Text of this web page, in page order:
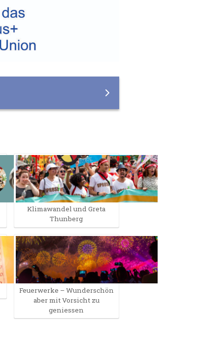
Klimawandel und Greta
Thunberg
Feuerwerke – Wunderschön
aber mit Vorsicht zu
geniessen